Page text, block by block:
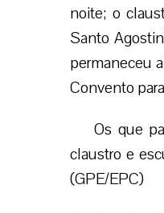
noite; o
Santo
permaneceu
Convento
Os que
claustro e
(GPE/EPC)